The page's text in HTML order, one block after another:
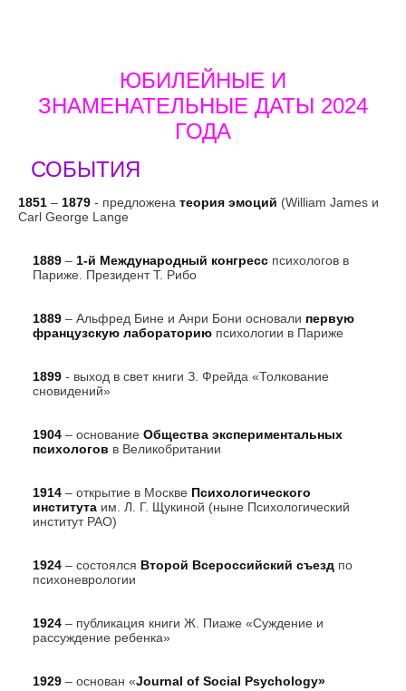
ЮБИЛЕЙНЫЕ И
ЗНАМЕНАТЕЛЬНЫЕ ДАТЫ 2024
ГОДА
СОБЫТИЯ
1851 – 1879 - предложена теория эмоций (William James и
Carl George Lange
1889– 1-й Международный конгресспсихологов в
Париже. Президент Т. Рибо
1889– Альфред Бине и Анри Бони основали первую
французскую лабораториюпсихологии в Париже
1899- выход в свет книги З. Фрейда «Толкование
сновидений»
1904– основание Общества экспериментальных
психологов в Великобритании
1914– открытие в Москве Психологического
институтаим. Л. Г. Щукиной (ныне Психологический
институт РАО)
1924– состоялся Второй Всероссийский съездпо
психоневрологии
1924– публикация книги Ж. Пиаже «Суждение и
рассуждение ребенка»
1929– основан «Journal of Social Psychology»